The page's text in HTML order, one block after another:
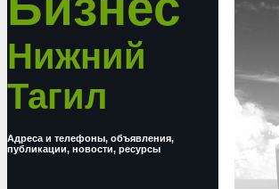
Нижний
Тагил
Адреса и телефоны, объявления,
публикации, новости, ресурсы